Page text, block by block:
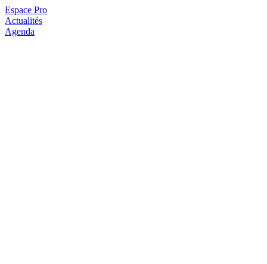
Espace Pro
Actualités
Agenda